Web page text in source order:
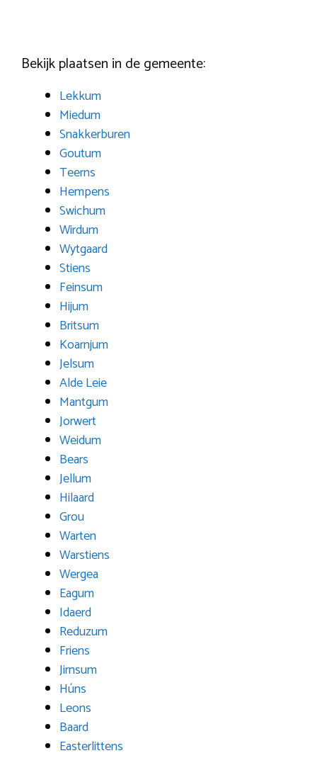
Bekijk plaatsen in de gemeente:
Lekkum
Miedum
Snakkerburen
Goutum
Teerns
Hempens
Swichum
Wirdum
Wytgaard
Stiens
Feinsum
Hijum
Britsum
Koarnjum
Jelsum
Alde Leie
Mantgum
Jorwert
Weidum
Bears
Jellum
Hilaard
Grou
Warten
Warstiens
Wergea
Eagum
Idaerd
Reduzum
Friens
Jirnsum
Húns
Leons
Baard
Easterlittens